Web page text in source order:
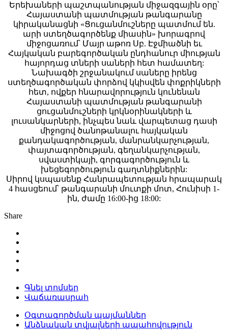
Երեխաների պաշտպանության միջազգային օրը՝
Հայաստանի պատմության թանգարանը
կիրականացնի «Ցուցանմուշները պատմում են.
արի ստեղծագործենք միասին» խորագրով
միջոցառում՝ Մայր աթոռ Սբ. Էջմիածնի եւ
Հայկական բարեգործական ընդհանուր միության
հայորդաց տների սաների հետ համատեղ:
Նախագծի շրջանակում սաները իրենց
ստեղծագործական փորձով կկիսվեն փոքրիկների
հետ, ովքեր հնարավորություն կունենան
Հայաստանի պատմության թանգարանի
ցուցանմուշների կրկնօրինակների և
լուսանկարների, ինչպես նաև վարպետաց դասի
միջոցով ծանոթանալու հայկական
քանդակագործության, մանրանկարչության,
փայտագործության, գեղանկարչության,
սվաստիկայի, գորգագործություն և
խեցեգործություն գաղտնիքներին:
Սիրով կսպասենք Հանրապետության հրապարակ
4 հասցեում՝ թանգարանի մուտքի մոտ, Հունիսի 1-
ին, ժամը 16:00-ից 18:00:
Share
Գնել տոմսեր
Վաճառասրահ
Օգտագործման պայմաններ
Անձնական տվյալների ապահովություն